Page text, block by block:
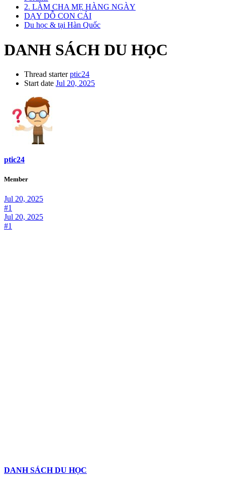
2. LÀM CHA MẸ HÀNG NGÀY
DẠY DỖ CON CÁI
Du học & tại Hàn Quốc
DANH SÁCH DU HỌC
Thread starter ptic24
Start date Jul 20, 2025
ptic24
Member
Jul 20, 2025
#1
Jul 20, 2025
#1
DANH SÁCH DU HỌC